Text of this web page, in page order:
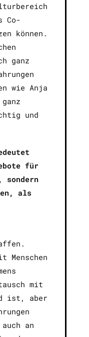
Co-
können.
ganz
wie Anja
und
für
sondern
als
Menschen
mit
ist, aber
an